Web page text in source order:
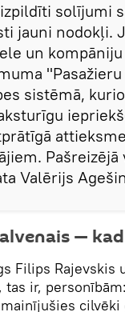
solījumi
jauni nodokļi.
un
sistēmā,
Pašreizējā
Valērijs
—
Filips Rajevskis
tas ir,
cilvēki